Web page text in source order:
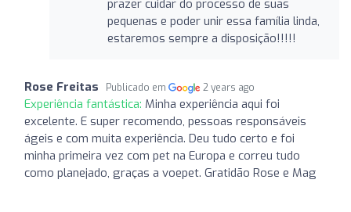
prazer cuidar do processo de suas
pequenas e poder unir essa família linda,
estaremos sempre a disposição!!!!!
Rose Freitas Publicado em 2 years ago
Experiência fantástica: Minha experiência aqui foi
excelente. E super recomendo, pessoas responsáveis
ágeis e com muita experiência. Deu tudo certo e foi
minha primeira vez com pet na Europa e correu tudo
como planejado, graças a voepet. Gratidão Rose e Mag